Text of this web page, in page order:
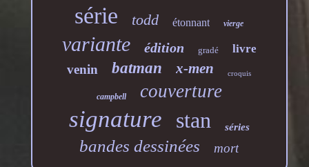
série todd étonnant vierge
variante édition gradé livre
venin batman x-men croquis
campbell couverture
signature stan séries
bandes dessinées mort